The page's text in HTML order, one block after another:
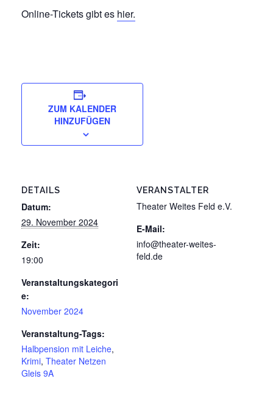
Online-Tickets gibt es hier.
ZUM KALENDER
HINZUFÜGEN
DETAILS
Datum:
29. November 2024
Zeit:
19:00
Veranstaltungskategori
e:
November 2024
Veranstaltung-Tags:
Halbpension mit Leiche,
Krimi, Theater Netzen
Gleis 9A
VERANSTALTER
Theater Weites Feld e.V.
E-Mail:
info@theater-weites-
feld.de